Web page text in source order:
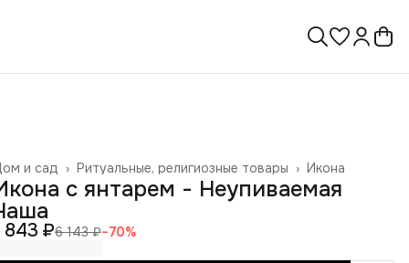
Икона
Ритуальные, религиозные товары ›
и сад ›
›
с янтарем - Неупиваемая
843 ₽6 143 ₽−70%